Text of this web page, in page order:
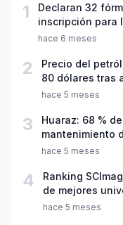
1
Declaran 32
inscripción para
hace 6 meses
2
Precio del
80 dólares tras
hace 5 meses
3
Huaraz: 68 %
mantenimiento
año escolar 2026
hace 5 meses
4
Ranking
de mejores
hace 5 meses